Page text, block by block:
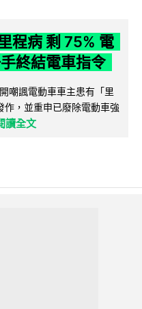
程病 剩 75% 電
終結電車指令
嘲諷電動車車主患有「里
，並重申已廢除電動車強
讀全文